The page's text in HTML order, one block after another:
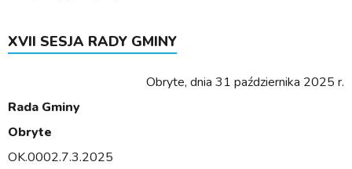
XVII SESJA RADY GMINY
Obryte, dnia 31 października 2025 r.
Rada Gminy
Obryte
OK.0002.7.3.2025